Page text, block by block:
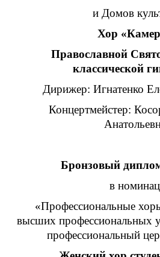
и Домов
Хор
Православной
классической
Дирижер: Игнатенко
Концертмейстер:
Бронзовый
в
«Профессиональные
высших профессиональных
профессиональный